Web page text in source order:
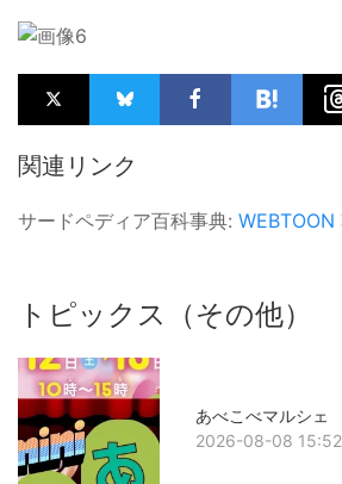
関連リンク
サードペディア百科事典: WEBTOON
トピックス（その他）
あべこべマルシェ
2026-08-08